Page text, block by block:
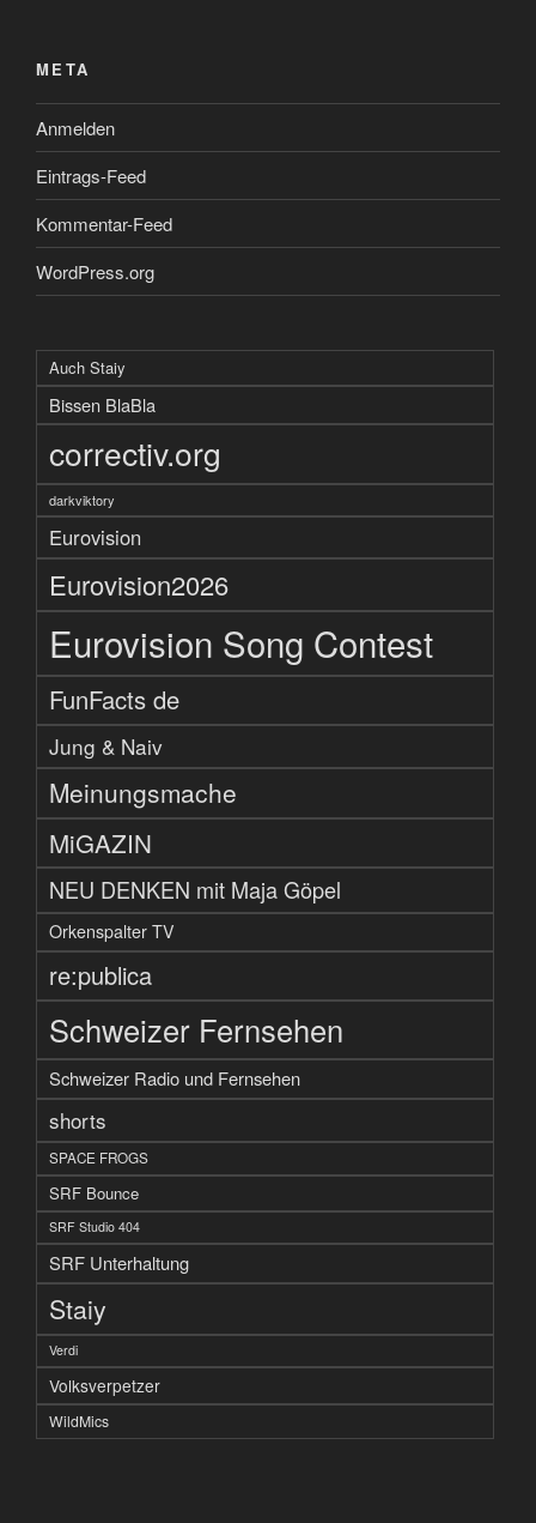
META
Anmelden
Eintrags-Feed
Kommentar-Feed
WordPress.org
Auch Staiy
Bissen BlaBla
correctiv.org
darkviktory
Eurovision
Eurovision2026
Eurovision Song Contest
FunFacts de
Jung & Naiv
Meinungsmache
MiGAZIN
NEU DENKEN mit Maja Göpel
Orkenspalter TV
re:publica
Schweizer Fernsehen
Schweizer Radio und Fernsehen
shorts
SPACE FROGS
SRF Bounce
SRF Studio 404
SRF Unterhaltung
Staiy
Verdi
Volksverpetzer
WildMics